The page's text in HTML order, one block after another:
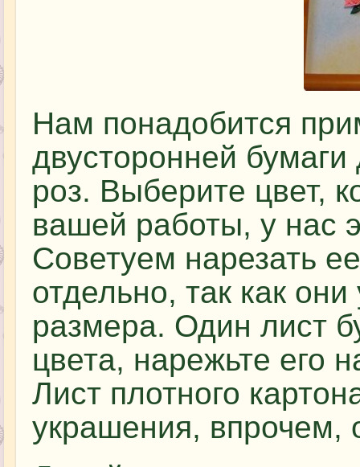
Нам понадобится
двусторонней
роз. Выберите цвет,
вашей работы, у нас
Советуем нарезать
отдельно, так как
размера. Один лист
цвета, нарежьте его
Лист плотного
украшения, впрочем,